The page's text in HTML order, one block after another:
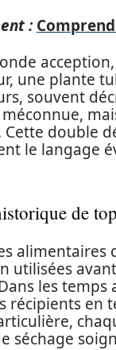
:
acception,
une plante
souvent
double
le langage
de
alimentaires
utilisées
les temps
récipients en
séchage